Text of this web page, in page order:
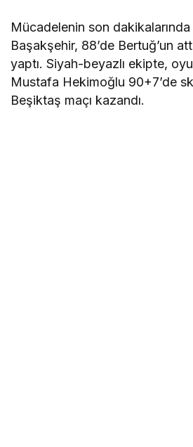
Mücadelenin son dakikalarında
Başakşehir, 88’de Bertuğ’un
yaptı. Siyah-beyazlı ekipte,
Mustafa Hekimoğlu 90+7’de
Beşiktaş maçı kazandı.